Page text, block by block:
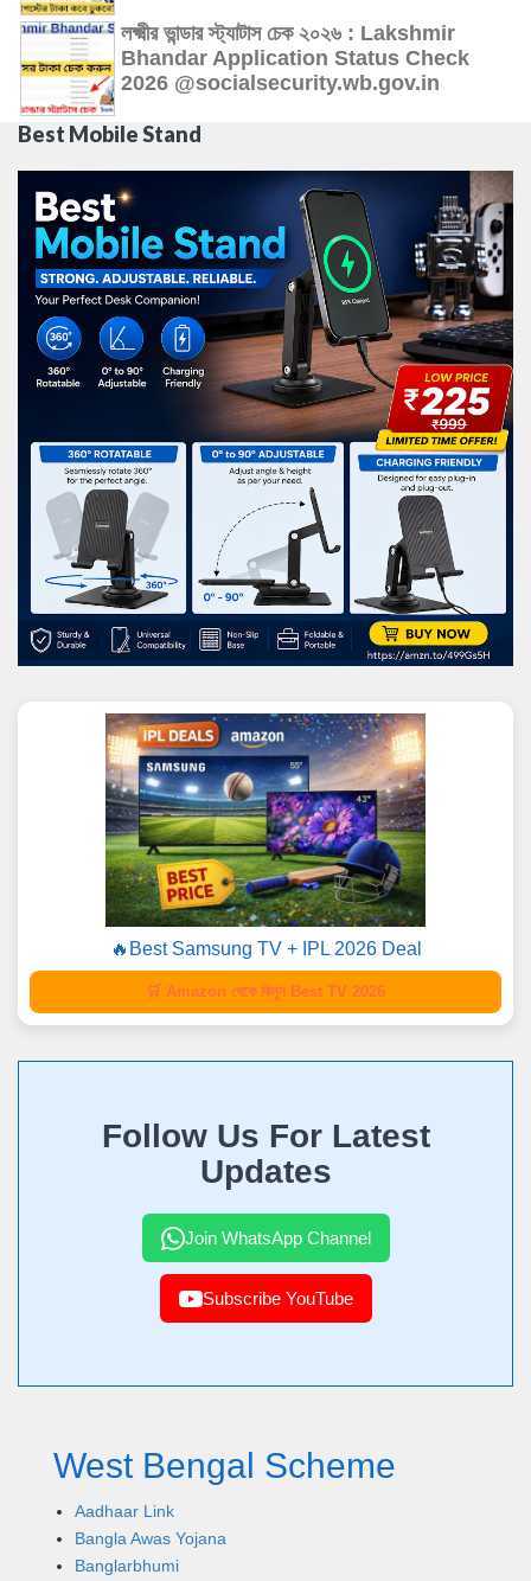
লক্ষ্মীর ভান্ডার স্ট্যাটাস চেক ২০২৬ : Lakshmir
Bhandar Application Status Check
2026 @socialsecurity.wb.gov.in
Best Mobile Stand
🔥Best Samsung TV + IPL 2026 Deal
🛒 Amazon থেকে কিনুন Best TV 2026
Follow Us For Latest
Updates
Join WhatsApp Channel
Subscribe YouTube
West Bengal Scheme
Aadhaar Link
Bangla Awas Yojana
Banglarbhumi